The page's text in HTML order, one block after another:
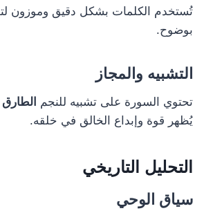
تُستخدم الكلمات بشكل دقيق وموزون
بوضوح.
التشبيه والمجاز
تحتوي السورة على تشبيه للنجم الطارق
يُظهر قوة وإبداع الخالق في خلقه.
التحليل التاريخي
سياق الوحي